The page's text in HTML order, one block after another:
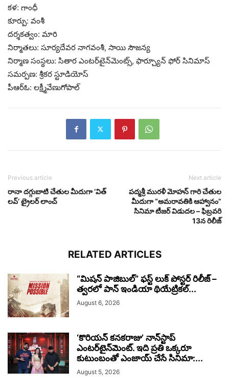
కళ: గాంధీ
కూర్పు: వంశీ
దర్శకత్వం: మారి
నిర్మాతలు: సూర్యదేవర నాగవంశీ, సాయి సౌజన్య
నిర్మాణ సంస్థలు: సితార ఎంటర్‌టైన్‌మెంట్స్, ఫార్చ్యూన్ ఫోర్ సినిమాస్
సమర్పణ: శ్రీకర స్టూడియోస్
పీఆర్ఓ: లక్ష్మీవేణుగోపాల్
Previous article
రానా దగ్గుబాటి చేతుల మీదుగా ‘విత్
లవ్’ ట్రైలర్ లాంచ్
Next article
పద్మశ్రీ మురళీ మోహన్ గారి చేతుల
మీదుగా “అమరావతికి ఆహ్వానం”
సినిమా టీజర్ విడుద‌ల‌ – ఫిబ్రవరి
13న రిలీజ్
RELATED ARTICLES
“మిషన్ పాజిబుల్” ఫస్ట్ లుక్ పోస్టర్ రిలీజ్ –
త్వరలో పాన్ ఇండియా థియేట్రికల్...
August 6, 2026
‘కొరియన్ కనకరాజు’ నాన్‌స్టాప్
ఎంటర్‌టైన్‌మెంట్. ఇది ప్రతి ఒక్కరూ
కుటుంబంతో ఎంజాయ్ చేసే సినిమా:...
August 5, 2026